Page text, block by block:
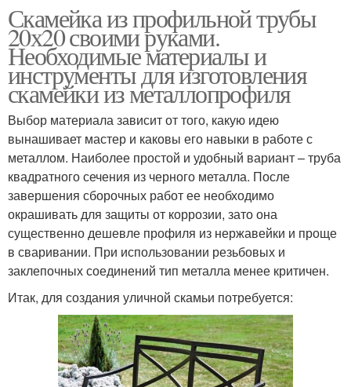
Скамейка из профильной трубы
20х20 своими руками.
Необходимые материалы и
инструменты для изготовления
скамейки из металлопрофиля
Выбор материала зависит от того, какую идею
вынашивает мастер и каковы его навыки в работе с
металлом. Наиболее простой и удобный вариант – труба
квадратного сечения из черного металла. После
завершения сборочных работ ее необходимо
окрашивать для защиты от коррозии, зато она
существенно дешевле профиля из нержавейки и проще
в сваривании. При использовании резьбовых и
заклепочных соединений тип металла менее критичен.
Итак, для создания уличной скамьи потребуется: